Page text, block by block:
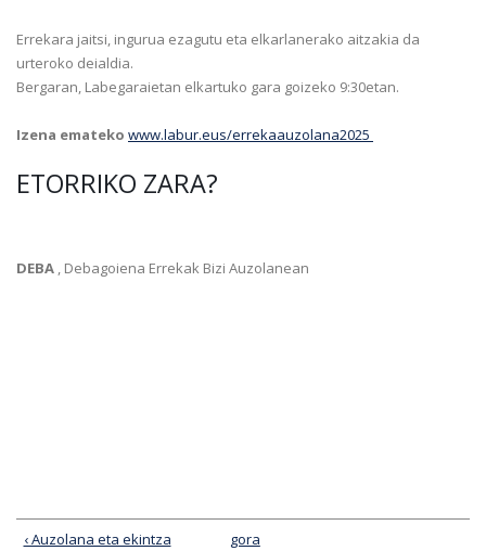
Errekara jaitsi, ingurua ezagutu eta elkarlanerako aitzakia da
urteroko deialdia.
Bergaran, Labegaraietan elkartuko gara goizeko 9:30etan.
Izena emateko www.labur.eus/errekaauzolana2025
ETORRIKO ZARA?
DEBA , Debagoiena Errekak Bizi Auzolanean
‹ Auzolana eta ekintza
gora